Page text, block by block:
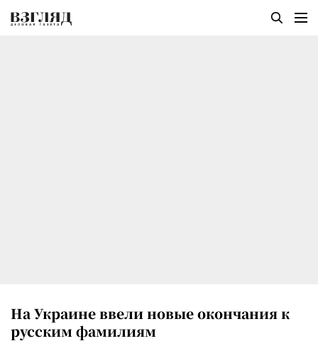
На Украине ввели новые окончания к
русским фамилиям